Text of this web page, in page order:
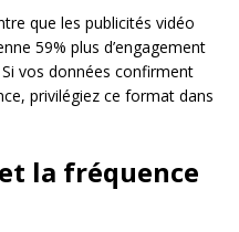
que les publicités vidéo
59% plus d’engagement
vos données confirment
privilégiez ce format dans
la fréquence